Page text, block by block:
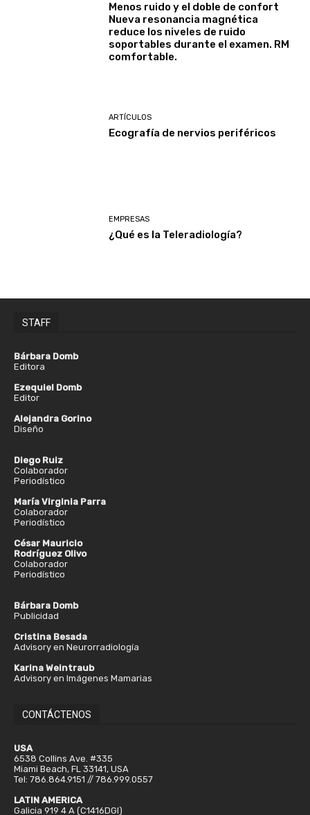
Menos ruido y el doble de confort
Nueva resonancia magnética
reduce los niveles de ruido
soportables durante el examen. RM
comfortable.
ARTÍCULOS
Ecografía de nervios periféricos
EMPRESAS
¿Qué es la Teleradiología?
STAFF
Bárbara Domb
Editora
Ezequiel Domb
Editor
Alejandra Gorino
Diseño
Diego Ruiz
Colaborador
Periodístico
María Virginia Parra
Colaborador
Periodístico
César Mauricio
Rodríguez Olivo
Colaborador
Periodístico
Bárbara Domb
Publicidad
Cristina Besada
Advisory en Neurorradiología
Karina Weintraub
Advisory en Imágenes Mamarias
CONTÁCTENOS
USA
6538 Collins Ave. #335
Miami Beach, FL 33141, USA
Tel: 786.864.9151 // 786.999.0557
LATIN AMERICA
Galicia 919 4 A (C1416DGI)